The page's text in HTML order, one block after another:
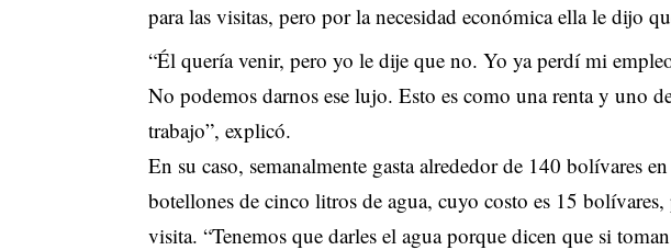
para las visitas, pero por la necesidad económica ella le dijo
“Él quería venir, pero yo le dije que no. Yo ya perdí mi
No podemos darnos ese lujo. Esto es como una renta y uno
trabajo”, explicó.
En su caso, semanalmente gasta alrededor de 140 bolívares
botellones de cinco litros de agua, cuyo costo es 15
visita. “Tenemos que darles el agua porque dicen que si